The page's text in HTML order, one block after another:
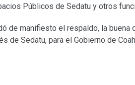
Públicos de Sedatu y otros
de manifiesto el respaldo, la
de Sedatu, para el Gobierno de